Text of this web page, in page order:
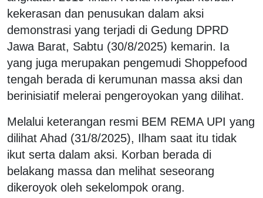
kekerasan dan penusukan dalam aksi
demonstrasi yang terjadi di Gedung DPRD
Jawa Barat, Sabtu (30/8/2025) kemarin. Ia
yang juga merupakan pengemudi Shoppefood
tengah berada di kerumunan massa aksi dan
berinisiatif melerai pengeroyokan yang dilihat.
Melalui keterangan resmi BEM REMA UPI yang
dilihat Ahad (31/8/2025), Ilham saat itu tidak
ikut serta dalam aksi. Korban berada di
belakang massa dan melihat seseorang
dikeroyok oleh sekelompok orang.